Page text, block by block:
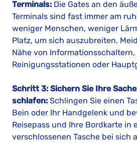
Terminals: Die Gates an den
Terminals sind fast immer am
weniger Menschen, weniger
Platz, um sich auszubreiten.
Nähe von Informationsschaltern,
Reinigungsstationen oder
Schritt 3: Sichern Sie Ihre
schlafen: Schlingen Sie einen
Bein oder Ihr Handgelenk und
Reisepass und Ihre Bordkarte in
verschlossenen Tasche bei sich